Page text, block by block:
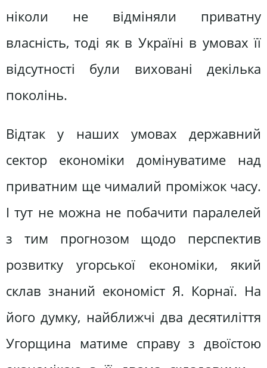
ніколи не відміняли приватну
власність, тоді як в Україні в умовах її
відсутності були виховані декілька
поколінь.
Відтак у наших умовах державний
сектор економіки домінуватиме над
приватним ще чималий проміжок часу.
І тут не можна не побачити паралелей
з тим прогнозом щодо перспектив
розвитку угорської економіки, який
склав знаний економіст Я. Корнаї. На
його думку, найближчі два десятиліття
Угорщина матиме справу з двоїстою